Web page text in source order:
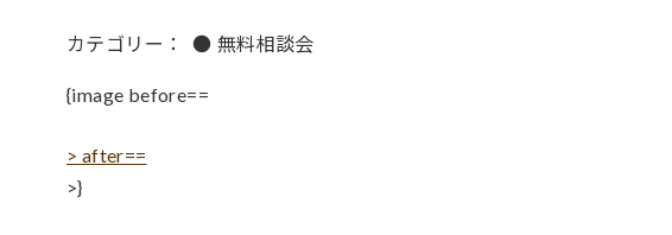
カテゴリー： ● 無料相談会
{image before==
> after==
>}